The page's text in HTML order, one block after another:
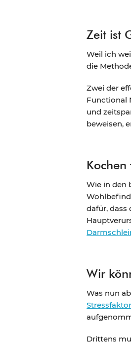
Zeit ist
Weil ich
die
Zwei der
Functional
und
beweisen,
Wie in den
dafür,
Wir
Was nun
Drittens